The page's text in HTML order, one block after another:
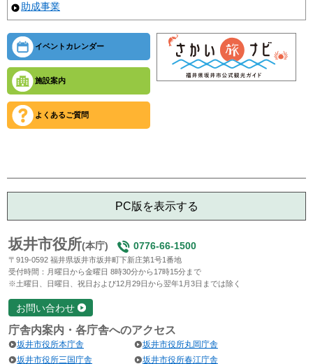
助成事業
イベントカレンダー
施設案内
よくあるご質問
PC版を表示する
坂井市役所(本庁) 0776-66-1500
〒919-0592 福井県坂井市坂井町下新庄第1号1番地
受付時間：月曜日から金曜日 8時30分から17時15分まで
※土曜日、日曜日、祝日および12月29日から翌年1月3日までは除く
お問い合わせ
庁舎内案内・各庁舎へのアクセス
坂井市役所本庁舎
坂井市役所丸岡庁舎
坂井市役所三国庁舎
坂井市役所春江庁舎